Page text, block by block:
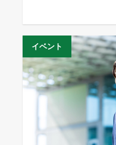
イベント